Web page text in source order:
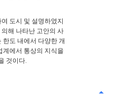
도시 및 설명하였지
해 나타난 고안의 사
도 내에서 다양한 개
계에서 통상의 지식을
것이다.